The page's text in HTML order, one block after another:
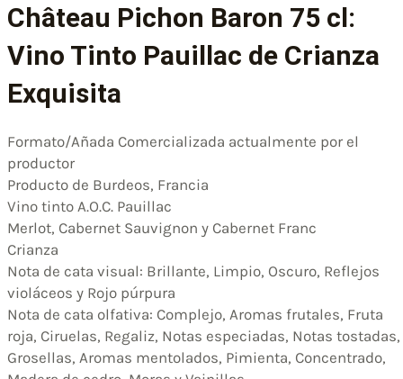
Château Pichon Baron 75 cl:
Vino Tinto Pauillac de Crianza
Exquisita
Formato/Añada Comercializada actualmente por el
productor
Producto de Burdeos, Francia
Vino tinto A.O.C. Pauillac
Merlot, Cabernet Sauvignon y Cabernet Franc
Crianza
Nota de cata visual: Brillante, Limpio, Oscuro, Reflejos
violáceos y Rojo púrpura
Nota de cata olfativa: Complejo, Aromas frutales, Fruta
roja, Ciruelas, Regaliz, Notas especiadas, Notas tostadas,
Grosellas, Aromas mentolados, Pimienta, Concentrado,